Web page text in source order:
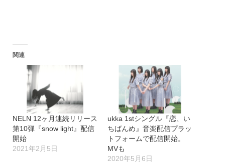
関連
NELN 12ヶ月連続リリース
第10弾『snow light』配信
開始
2021年2月5日
ukka 1stシングル『恋、い
ちばんめ』音楽配信プラッ
トフォームで配信開始。
MVも
2020年5月6日